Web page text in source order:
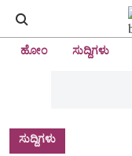
ಹೋಂ ಸುದ್ದಿಗಳು
ಸುದ್ದಿಗಳು